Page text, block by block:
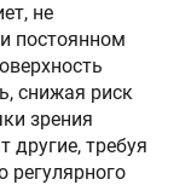
не
постоянном
снижая риск
зрения
другие, требуя
регулярного